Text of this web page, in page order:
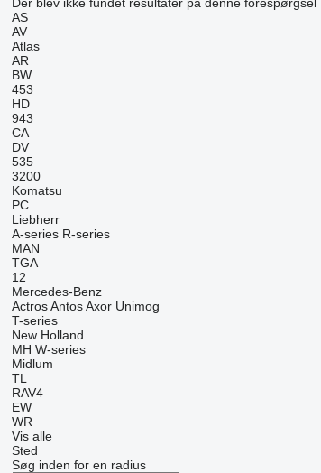
AS
AV
Atlas
AR
BW
453
HD
943
CA
DV
535
3200
Komatsu
PC
Liebherr
A-series R-series
MAN
TGA
12
Mercedes-Benz
Actros Antos Axor Unimog
T-series
New Holland
MH W-series
Midlum
TL
RAV4
EW
WR
Vis alle
Sted
Søg inden for en radius